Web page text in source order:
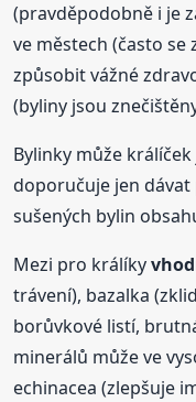
(pravděpodobně i je
ve městech (často se
způsobit vážné
(byliny jsou
Bylinky může
doporučuje jen
sušených bylin
Mezi pro králíky
trávení), bazalka
borůvkové listí,
minerálů může ve
echinacea (zlepšuje